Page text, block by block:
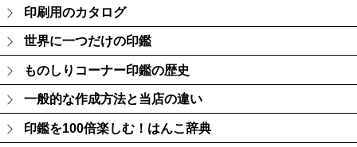
印刷用のカタログ
世界に一つだけの印鑑
ものしりコーナー印鑑の歴史
一般的な作成方法と当店の違い
印鑑を100倍楽しむ！はんこ辞典